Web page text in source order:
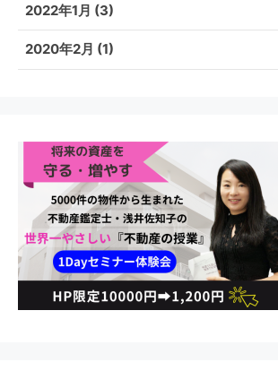
2022年1月 (3)
2020年2月 (1)